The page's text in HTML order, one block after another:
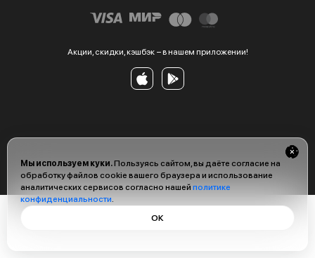
Мы используем куки.Пользуясь сайтом, вы даёте согласие на
обработку файлов cookie вашего браузера и использование
аналитических сервисов согласно нашей политике
конфиденциальности.
ОК
Акции, скидки, кэшбэк − в нашем приложении!